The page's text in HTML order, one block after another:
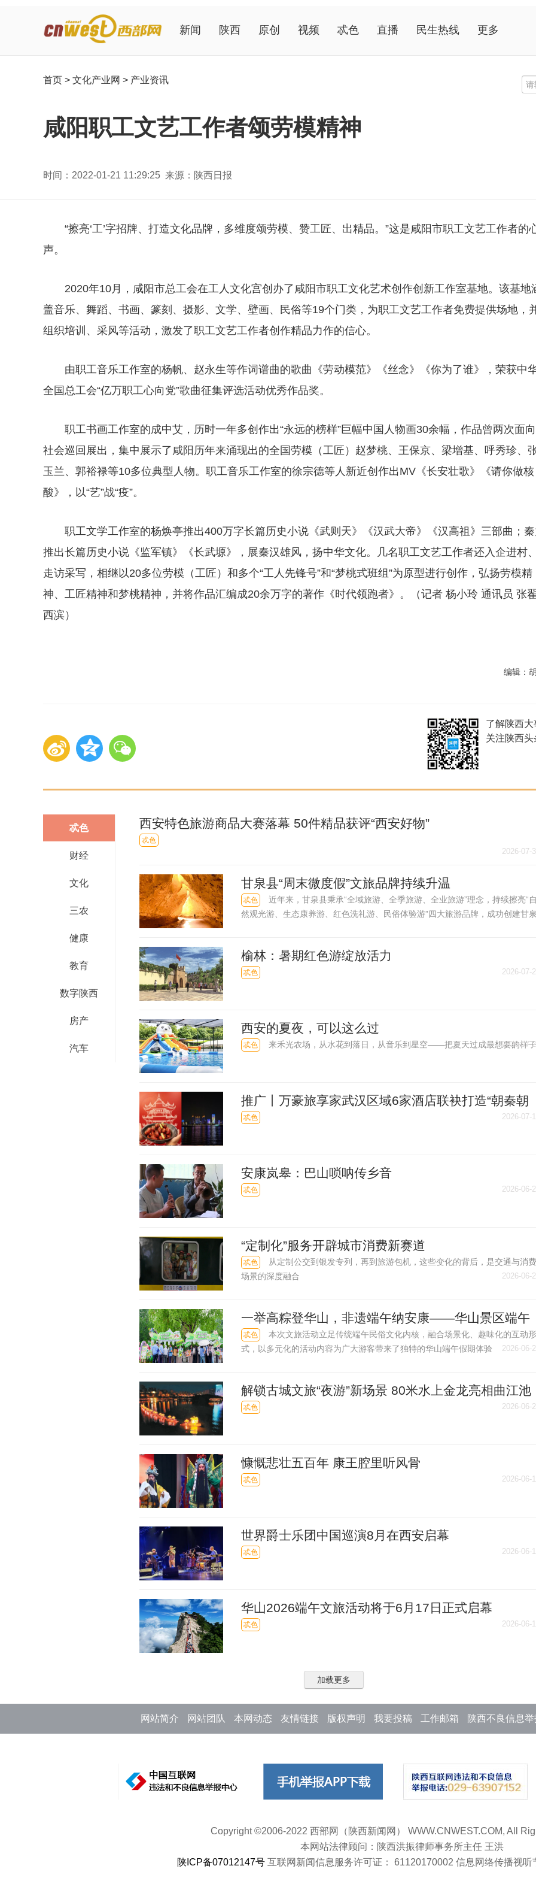
新闻 陕西 原创 视频 忒色 直播 民生热线 更多
首页 > 文化产业网 > 产业资讯
咸阳职工文艺工作者颂劳模精神
时间：2022-01-21 11:29:25 来源：陕西日报
“擦亮‘工’字招牌、打造文化品牌，多维度颂劳模、赞工匠、出精品。”这是咸阳市职工文艺工作者的
声。
2020年10月，咸阳市总工会在工人文化宫创办了咸阳市职工文化艺术创作创新工作室基地。该基地
盖音乐、舞蹈、书画、篆刻、摄影、文学、壁画、民俗等19个门类，为职工文艺工作者免费提供场地，
组织培训、采风等活动，激发了职工文艺工作者创作精品力作的信心。
由职工音乐工作室的杨帆、赵永生等作词谱曲的歌曲《劳动模范》《丝念》《你为了谁》，荣获中
全国总工会“亿万职工心向党”歌曲征集评选活动优秀作品奖。
职工书画工作室的成中艾，历时一年多创作出“永远的榜样”巨幅中国人物画30余幅，作品曾两次面向
社会巡回展出，集中展示了咸阳历年来涌现出的全国劳模（工匠）赵梦桃、王保京、梁增基、呼秀珍、
玉兰、郭裕禄等10多位典型人物。职工音乐工作室的徐宗德等人新近创作出MV《长安壮歌》《请你做核
酸》，以“艺”战“疫”。
职工文学工作室的杨焕亭推出400万字长篇历史小说《武则天》《汉武大帝》《汉高祖》三部曲；秦
推出长篇历史小说《监军镇》《长武塬》，展秦汉雄风，扬中华文化。几名职工文艺工作者还入企进村、
走访采写，相继以20多位劳模（工匠）和多个“工人先锋号”和“梦桃式班组”为原型进行创作，弘扬劳模精
神、工匠精神和梦桃精神，并将作品汇编成20余万字的著作《时代领跑者》。（记者 杨小玲 通讯员 张
西滨）
编辑：
了解陕西大
关注陕西头
忒色
财经
文化
三农
健康
教育
数字陕西
房产
汽车
西安特色旅游商品大赛落幕 50件精品获评“西安好物”
忒色
2026-07-
甘泉县“周末微度假”文旅品牌持续升温
忒色
近年来，甘泉县秉承“全域旅游、全季旅游、全业旅游”理念，持续擦亮“自
然观光游、生态康养游、红色洗礼游、民俗体验游”四大旅游品牌，成功创建甘泉
榆林：暑期红色游绽放活力
忒色 2026-07-
西安的夏夜，可以这么过
忒色 来禾光农场，从水花到落日，从音乐到星空——把夏天过成最想要的样子
2026-07-
推广丨万豪旅享家武汉区域6家酒店联袂打造“朝秦朝
楚”跨城体验之旅
忒色 2026-07-
安康岚皋：巴山唢呐传乡音
忒色 2026-06-
“定制化”服务开辟城市消费新赛道
忒色
从定制公交到银发专列，再到旅游包机，这些变化的背后，是交通与消费
场景的深度融合
2026-06-
一举高粽登华山，非遗端午纳安康——华山景区端午
节文旅活动圆满收官
忒色
本次文旅活动立足传统端午民俗文化内核，融合场景化、趣味化的互动形
式，以多元化的活动内容为广大游客带来了独特的华山端午假期体验
2026-06-
解锁古城文旅“夜游”新场景 80米水上金龙亮相曲江池
忒色 2026-06-
慷慨悲壮五百年 康王腔里听风骨
忒色 2026-06-
世界爵士乐团中国巡演8月在西安启幕
忒色 2026-06-
华山2026端午文旅活动将于6月17日正式启幕
忒色 2026-06-
加载更多
网站简介 网站团队 本网动态 友情链接 版权声明 我要投稿 工作邮箱 陕西不良信息举
Copyright ©2006-2022 西部网（陕西新闻网） WWW.CNWEST.COM, All
本网站法律顾问：陕西洪振律师事务所主任 王洪
陕ICP备07012147号 互联网新闻信息服务许可证： 61120170002 信息网络传播视